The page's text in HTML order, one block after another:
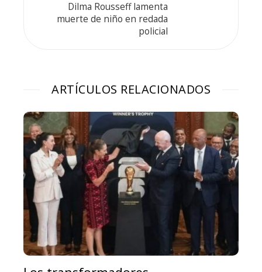
Dilma Rousseff lamenta
muerte de niño en redada
policial
ARTÍCULOS RELACIONADOS